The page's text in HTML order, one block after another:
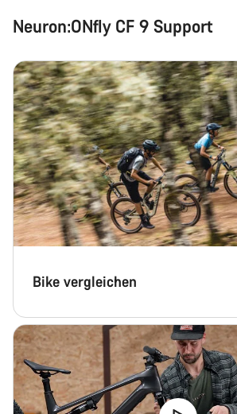
Neuron:ONfly CF 9 Support
Bike vergleichen
Benötigst du Hilfe?
Unsere Experten stehen dir jetzt im
Chat starten